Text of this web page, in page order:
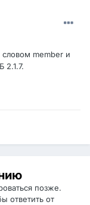
словом member и
2.1.7.
позже.
ответить от